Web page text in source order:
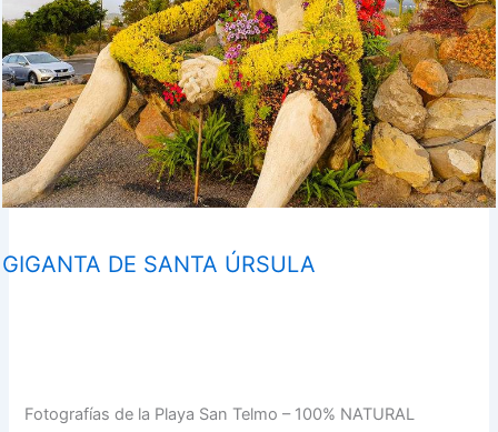
GIGANTA DE SANTA ÚRSULA
Fotografías de la Playa San Telmo – 100% NATURAL